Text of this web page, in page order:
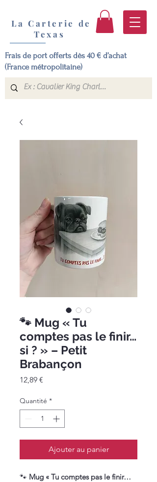
La Carterie de
Texas
Frais de port offerts dès 40 € d’achat
(France métropolitaine)
🐾 Mug « Tu
comptes pas le finir…
si ? » – Petit
Brabançon
12,89 €
Quantité *
Ajouter au panier
🐾 Mug « Tu comptes pas le finir…